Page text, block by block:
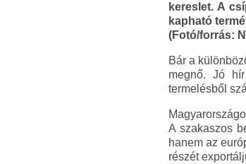
kereslet. A
kapható
(Fotó/forrás:
Bár a
megnő. Jó
termelésből
A szakaszos
hanem az
részét